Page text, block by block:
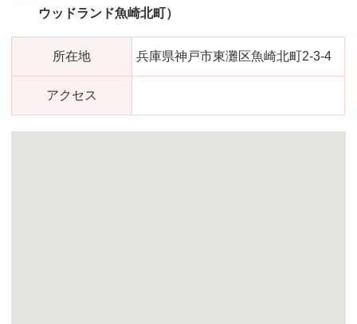
ウッドランド魚崎北町）
所在地 兵庫県神戸市東灘区魚崎北町2-3-4
アクセス